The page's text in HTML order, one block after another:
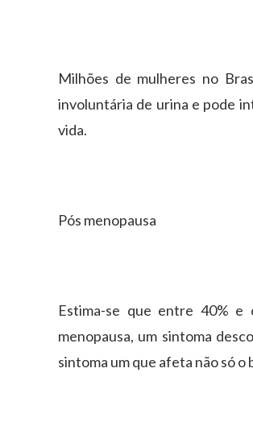
Milhões de mulheres no
involuntária de urina e pode
vida.
Pós menopausa
Estima-se que entre 40%
menopausa, um sintoma
sintoma um que afeta não só